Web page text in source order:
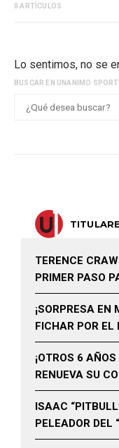
0 ARTÍCULOS
Lo sentimos, no se
BUSCAR EN UNANIMO
TERENCE
PRIMER PASO
¡SORPRESA EN
FICHAR POR EL
¡OTROS 6
RENUEVA SU
ISAAC
PELEADOR DEL